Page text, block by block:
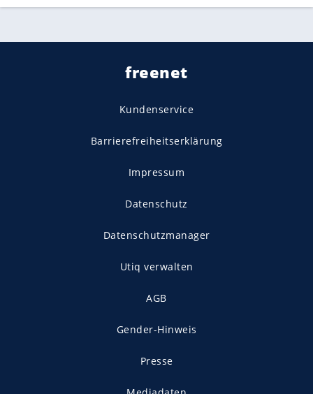
freenet
Kundenservice
Barrierefreiheitserklärung
Impressum
Datenschutz
Datenschutzmanager
Utiq verwalten
AGB
Gender-Hinweis
Presse